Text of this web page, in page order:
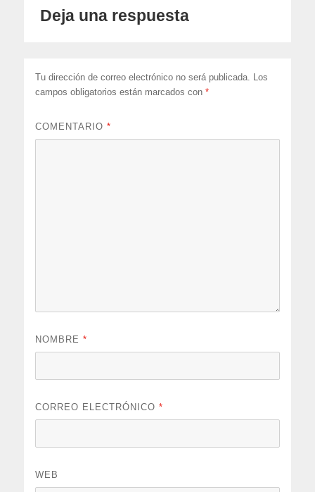
Deja una respuesta
Tu dirección de correo electrónico no será publicada. Los
campos obligatorios están marcados con*
COMENTARIO*
NOMBRE*
CORREO ELECTRÓNICO*
WEB